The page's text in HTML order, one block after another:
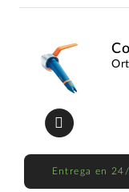
Entrega en